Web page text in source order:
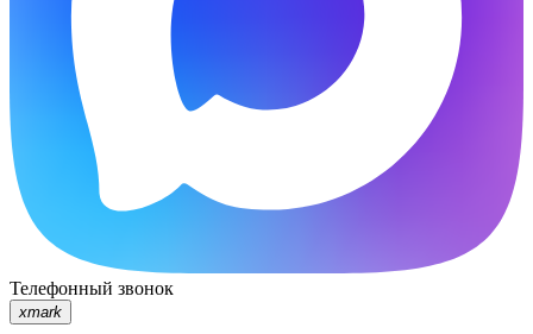
Телефонный звонок
xmark